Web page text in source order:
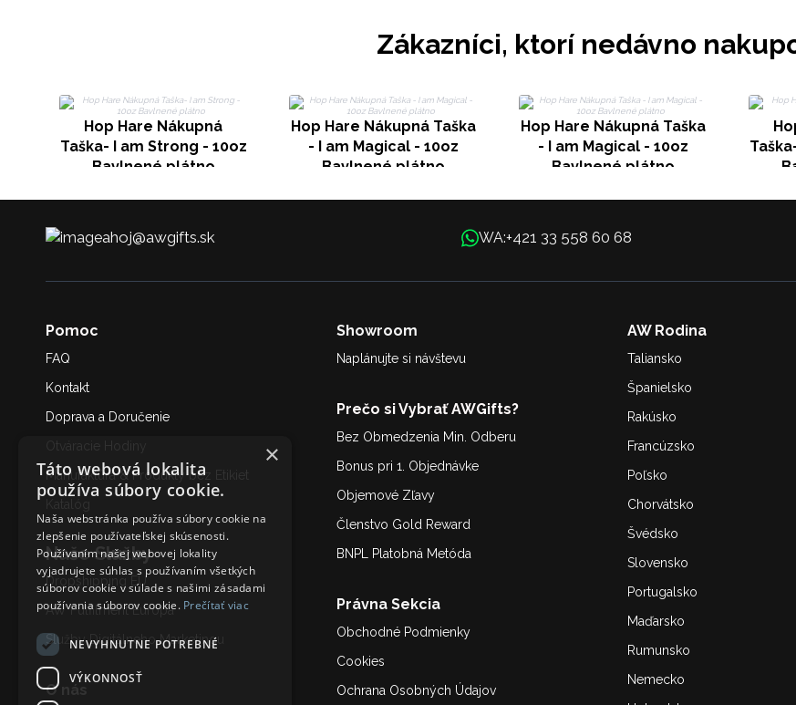
Zákazníci, ktorí nedávno
Hop Hare Nákupná
Taška- I am Strong - 10oz
Bavlnené plátno
Hop Hare Nákupná Taška
- I am Magical - 10oz
Bavlnené plátno
Hop Hare Nákupná Taška
- I am Magical - 10oz
Bavlnené plátno
ahoj@awgifts.sk WA:+421 33 558 60 68
Pomoc
FAQ
Kontakt
Doprava a Doručenie
Manufaktúra & Produkty bez Etikiet
Naše Služby
Dropshipping EU
AW Fulfilment Európa
Služby Digitálneho Marketing
O nás
Showroom
Naplánujte si návštevu
Prečo si Vybrať AWGifts?
Bez Obmedzenia Min. Odberu
Bonus pri 1. Objednávke
Objemové Zľavy
Členstvo Gold Reward
BNPL Platobná Metóda
Právna Sekcia
Obchodné Podmienky
Cookies
Ochrana Osobných Údajov
AW Rodina
Taliansko
Španielsko
Rakúsko
Francúzsko
Poľsko
Chorvátsko
Švédsko
Slovensko
Portugalsko
Maďarsko
Rumunsko
Nemecko
×
Táto webová lokalita
používa súbory cookie.
Naša webstránka používa súbory cookie na
zlepšenie používateľskej skúsenosti.
Používaním našej webovej lokality
vyjadrujete súhlas s používaním všetkých
súborov cookie v súlade s našimi zásadami
používania súborov cookie. Prečítať viac
NEVYHNUTNE POTREBNÉ
VÝKONNOSŤ